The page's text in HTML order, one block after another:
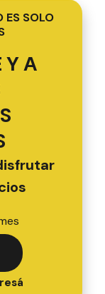
ES SOLO
Y A